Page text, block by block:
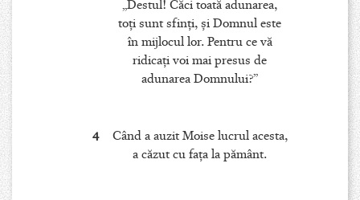
„Destul! Căci toată adunarea,
toţi sunt sfinţi, şi Domnul este
în mijlocul lor. Pentru ce vă
ridicaţi voi mai presus de
adunarea Domnului?”
4
Când a auzit Moise lucrul acesta,
a căzut cu faţa la pământ.